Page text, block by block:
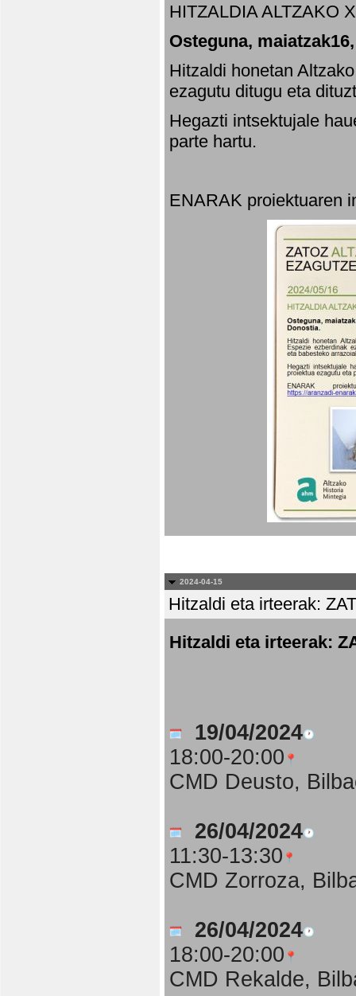
HITZALDIA ALTZAKO
Osteguna,
Hitzaldi honetan
ezagutu ditugu eta
Hegazti intsektujale
parte hartu.
ENARAK proiektuaren
2024-04-15
Hitzaldi eta irteerak:
Hitzaldi eta irteerak:
19/04/2024
18:00-20:00
CMD Deusto,
26/04/2024
11:30-13:30
CMD Zorroza,
26/04/2024
18:00-20:00
CMD Rekalde,